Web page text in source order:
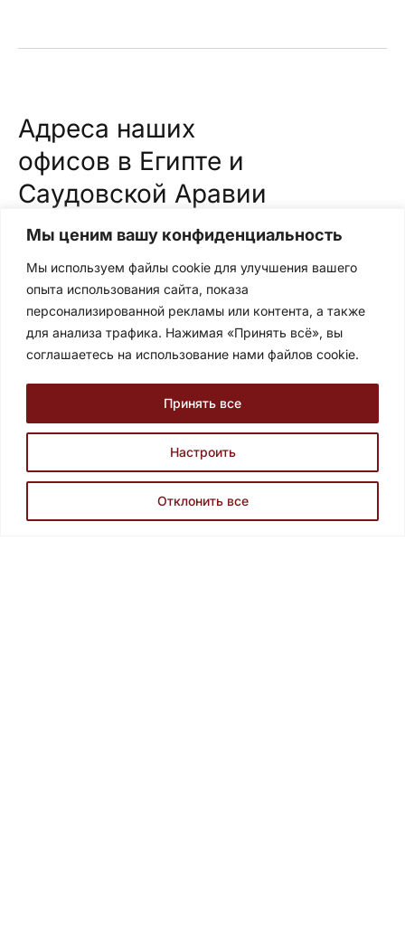
Мы ценим вашу конфиденциальность
Мы используем файлы cookie для улучшения вашего
опыта использования сайта, показа
персонализированной рекламы или контента, а также
для анализа трафика. Нажимая «Принять всё», вы
соглашаетесь на использование нами файлов cookie.
Настроить
Отклонить все
Принять все
Адреса наших
офисов в Египте и
Саудовской Аравии
Торговый центр Сафва, ул. принца Мамдуха бин
Абдулазиза, офис № 38, 2 этаж, Сулеймания, Эр-
Египет
ул. Аль-Тайаран 24, 7 этаж Наср Сити, Каир, Египет.
Условия и политика конфиденциальности
© 2026 Все права защищены